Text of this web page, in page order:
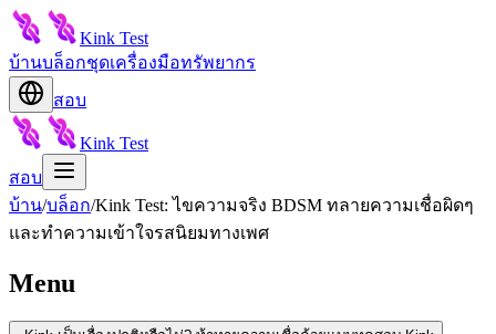
Kink Test
บ้านบล็อกชุดเครื่องมือทรัพยากร
สอบ
Kink Test
สอบ
บ้าน/บล็อก/Kink Test: ไขความจริง BDSM ทลายความเชื่อผิดๆ
และทำความเข้าใจรสนิยมทางเพศ
Menu